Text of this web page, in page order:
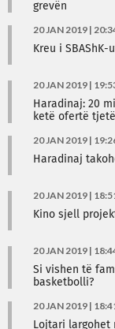
grevën
20 JAN 2019 |
Kreu i
20 JAN 2019 |
Haradinaj: 20
ketë ofertë
20 JAN 2019 |
Haradinaj
20 JAN 2019 |
Kino sjell
20 JAN 2019 |
Si vishen të
basketbolli?
20 JAN 2019 |
Lojtari largohet